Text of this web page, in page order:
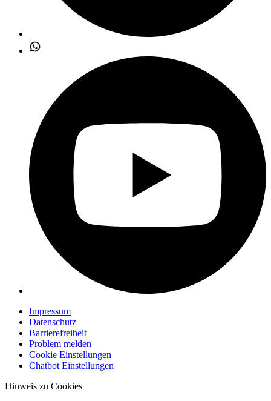
Impressum
Datenschutz
Barrierefreiheit
Problem melden
Cookie Einstellungen
Chatbot Einstellungen
Hinweis zu Cookies